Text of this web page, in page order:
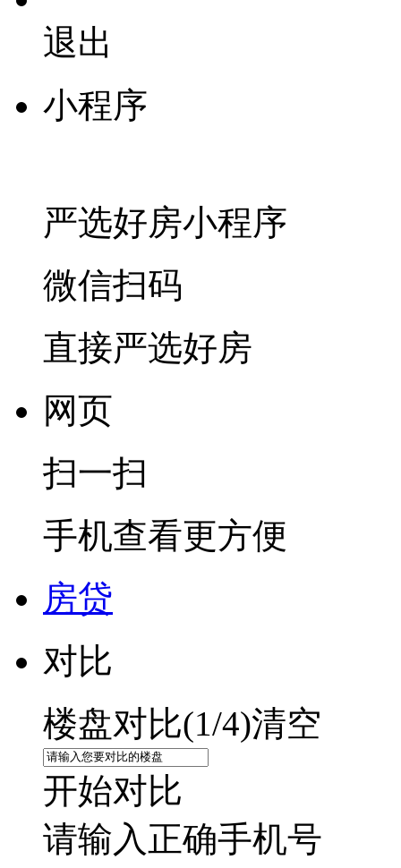
退出
小程序
严选好房小程序
微信扫码
直接严选好房
网页
扫一扫
手机查看更方便
房贷
对比
楼盘对比(1/4)清空
开始对比
请输入正确手机号